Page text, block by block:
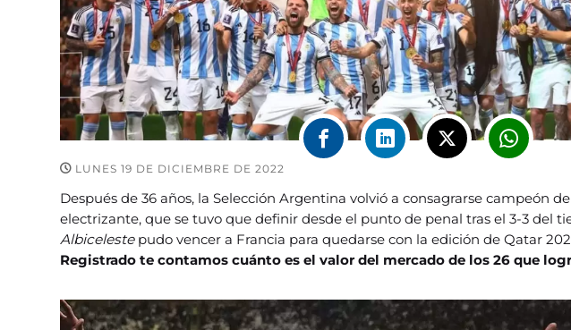
LUNES 19 DE DICIEMBRE DE 2022
Después de 36 años, la Selección Argentina volvió a consagrarse campeón
electrizante, que se tuvo que definir desde el punto de penal tras el 3-3 del
Albiceleste pudo vencer a Francia para quedarse con la edición de Qatar
Registrado te contamos cuánto es el valor del mercado de los 26 que